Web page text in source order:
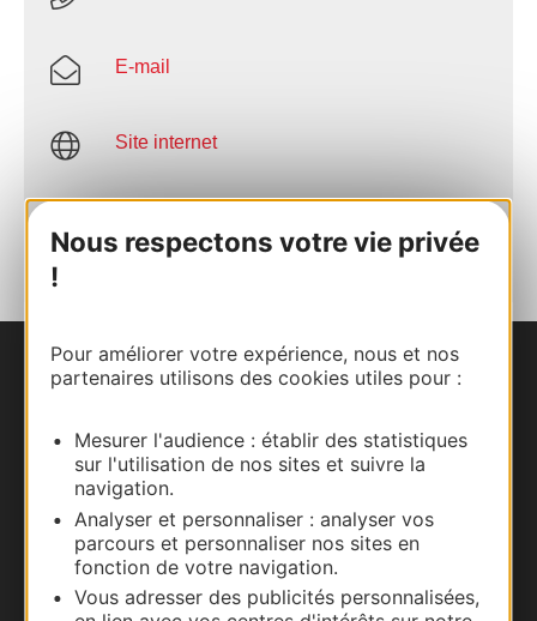
Nous respectons votre vie privée
!
Pour améliorer votre expérience, nous et nos
partenaires utilisons des cookies utiles pour :
Mesurer l'audience : établir des statistiques
sur l'utilisation de nos sites et suivre la
navigation.
Analyser et personnaliser : analyser vos
parcours et personnaliser nos sites en
fonction de votre navigation.
Vous adresser des publicités personnalisées,
E-mail
Site internet
Nous contacter
Carte interactive
Documentation